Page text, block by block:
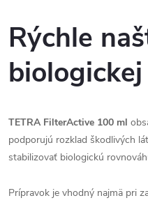
Rýchle
TETRA FilterActive 100 ml
podporujú rozklad škodlivých
stabilizovať biologickú
Prípravok je vhodný najmä pri